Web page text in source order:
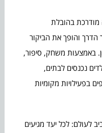
מודרכת בהובלת
הדרך והופך את הביקור
באמצעות משחק, סיפור,
נכנסים לבתים,
בפעילויות מקומיות
לעולם: לכל יעד מגיעים